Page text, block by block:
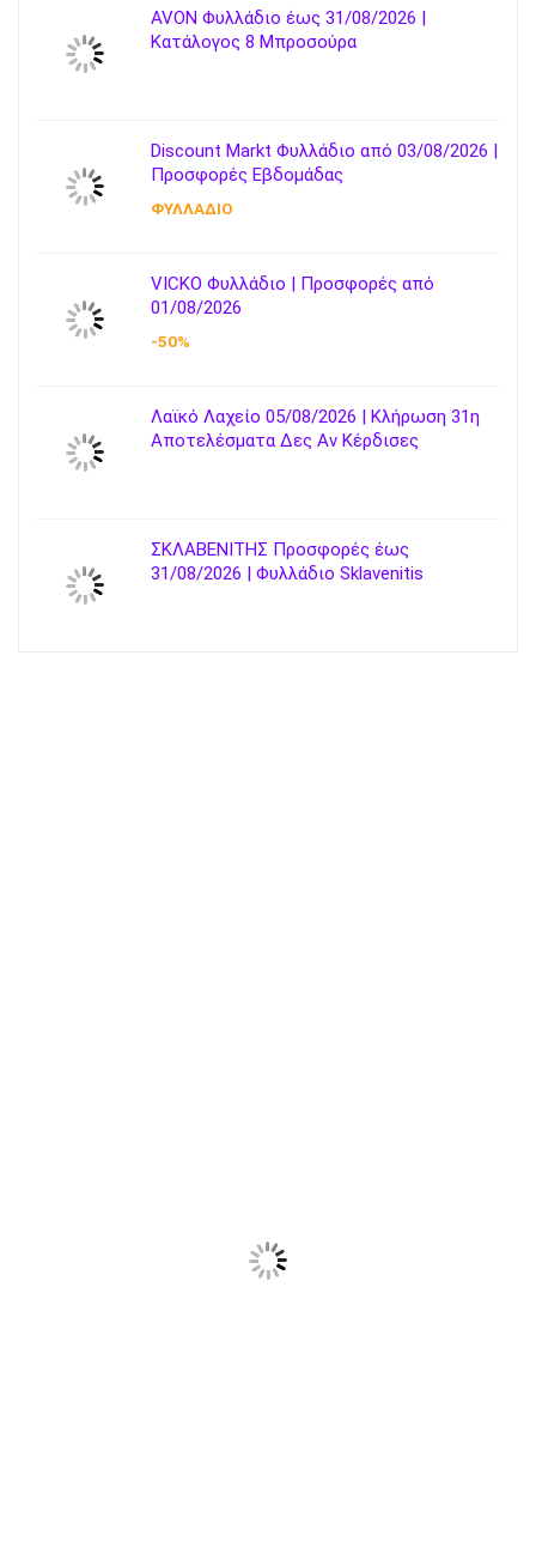
AVON Φυλλάδιο έως 31/08/2026 |
Κατάλογος 8 Μπροσούρα
Discount Markt Φυλλάδιο από 03/08/2026 |
Προσφορές Εβδομάδας
ΦΥΛΛΑΔΙΟ
VICKO Φυλλάδιο | Προσφορές από
01/08/2026
-50%
Λαϊκό Λαχείο 05/08/2026 | Κλήρωση 31η
Αποτελέσματα Δες Αν Κέρδισες
ΣΚΛΑΒΕΝΙΤΗΣ Προσφορές έως
31/08/2026 | Φυλλάδιο Sklavenitis